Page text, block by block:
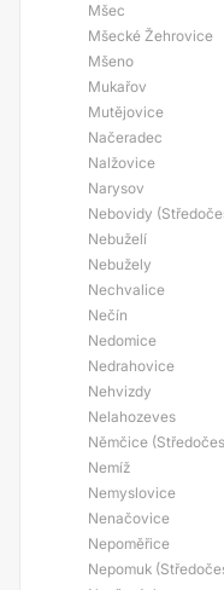
Mšec
Mšecké Žehrovice
Mšeno
Mukařov
Mutějovice
Načeradec
Nalžovice
Narysov
Nebovidy
Nebuželí
Nebužely
Nechvalice
Nečín
Nedomice
Nedrahovice
Nehvizdy
Nelahozeves
Němčice
Nemíž
Nemyslovice
Nenačovice
Nepoměřice
Nepomuk